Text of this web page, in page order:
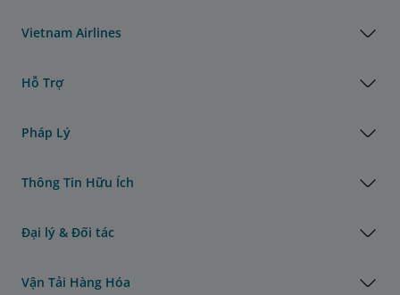
Vietnam Airlines
Hỗ Trợ
Pháp Lý
Thông Tin Hữu Ích
Đại lý & Đối tác
Vận Tải Hàng Hóa